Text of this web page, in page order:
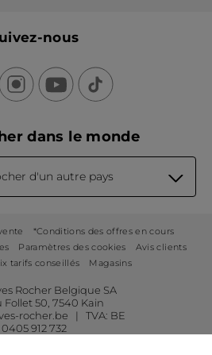
nous
dans le monde
d'un autre pays
*Conditions des offres en cours
Paramètres des cookies
Avis clients
tarifs conseillés Magasins
Rocher Belgique SA
Follet 50, 7540 Kain
rocher.be | TVA: BE
0405 912 732